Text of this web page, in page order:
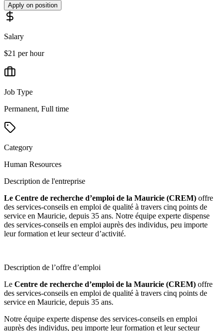
Apply on position
Salary
$21 per hour
Job Type
Permanent, Full time
Category
Human Resources
Description de l'entreprise
Le Centre de recherche d’emploi de la Mauricie (CREM) offre
des services-conseils en emploi de qualité à travers cinq points de
service en Mauricie, depuis 35 ans. Notre équipe experte dispense
des services-conseils en emploi auprès des individus, peu importe
leur formation et leur secteur d’activité.
Description de l’offre d’emploi
Le Centre de recherche d’emploi de la Mauricie (CREM) offre
des services-conseils en emploi de qualité à travers cinq points de
service en Mauricie, depuis 35 ans.
Notre équipe experte dispense des services-conseils en emploi
auprès des individus, peu importe leur formation et leur secteur